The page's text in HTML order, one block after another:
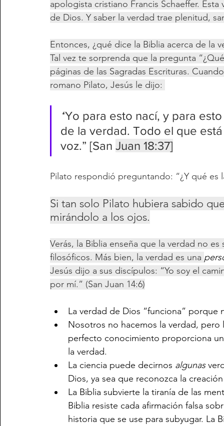
apologista cristiano Francis Schaeffer.
de Dios. Y saber la verdad trae plenitud,
Entonces, ¿qué dice la Biblia acerca de la
Tal vez te sorprenda que la pregunta
páginas de las Sagradas Escrituras.
romano Pilato, Jesús le dijo:
“Yo para esto nací, y para
de la verdad. Todo el que
voz.” [San Juan 18:37]
Pilato respondió preguntando: “¿Y qué es
Si tan solo Pilato hubiera sabido
mirándolo a los ojos.
Verás, la Biblia enseña que la verdad no
filosóficos. Más bien, la verdad es una
Jesús dijo a sus discípulos: “Yo soy el
por mí.” (San Juan 14:6)
La verdad de Dios “funciona” porque
Nosotros no hacemos la verdad,
perfecto conocimiento proporciona
la verdad.
La ciencia puede decirnos algunas
Dios, ya sea que reconozca la
La Biblia subvierte la tiranía de las
Biblia resiste cada afirmación falsa
historia que se use para subyugar. La